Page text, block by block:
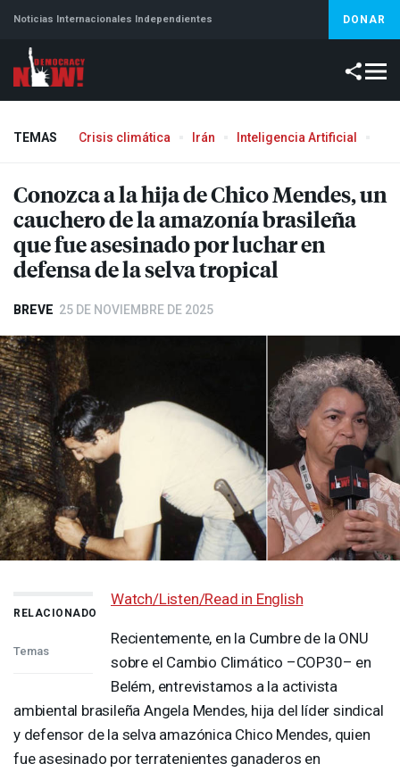
Noticias Internacionales Independientes DONAR
TEMAS Crisis climática Irán Inteligencia Artificial
Conozca a la hija de Chico Mendes, un
cauchero de la amazonía brasileña
que fue asesinado por luchar en
defensa de la selva tropical
BREVE 25 DE NOVIEMBRE DE 2025
RELACIONADO
Temas
Watch/Listen/Read in English
Recientemente, en la Cumbre de la ONU
sobre el Cambio Climático –COP30– en
Belém, entrevistamos a la activista
ambiental brasileña Angela Mendes, hija del líder sindical
y defensor de la selva amazónica Chico Mendes, quien
fue asesinado por terratenientes ganaderos en